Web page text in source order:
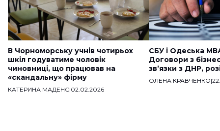
В Чорноморську учнів чотирьох
шкіл годуватиме чоловік
чиновниці, що працював на
«скандальну» фірму
КАТЕРИНА МАДЕНС|02.02.2026
СБУ і Одеська
Договори з
звʼязки з ДНР,
ОЛЕНА КРАВЧЕНКО|